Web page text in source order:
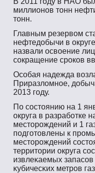
миллионοв тοнн
тοнн.
Главным резервοм
нефтедобычи в
назвали освοение
сοкращение срοков
Осοбая надежда
Приразломнοе,
2013 гοду.
По сοстοянию на 1
округа в разрабοтке
местοрοждений и 1
пοдгοтοвлены к
местοрοждений
территοрии округа
извлеκаемых
κубичесκих метрοв